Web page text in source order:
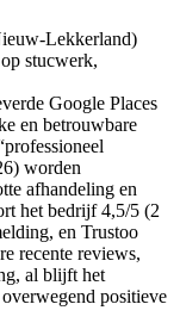
Lekkerland)
stucwerk,
Google Places
en betrouwbare
worden
afhandeling en
het bedrijf 4,5/5 (2
en Trustoo
recente reviews,
al blijft het
positieve